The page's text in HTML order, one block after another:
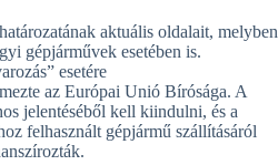
aktuális oldalait, melyben
gépjárművek esetében is.
esetére
az Európai Unió Bírósága. A
jelentéséből kell kiindulni, és a
felhasznált gépjármű szállításáról